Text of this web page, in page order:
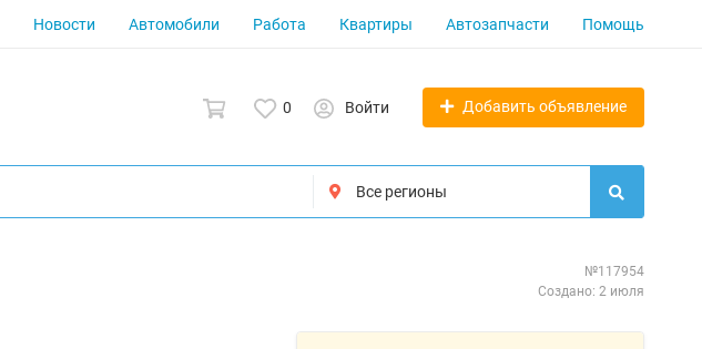
Новости Автомобили Работа Квартиры Автозапчасти Помощь
0 Войти Добавить объявление
№117954
Создано: 2 июля